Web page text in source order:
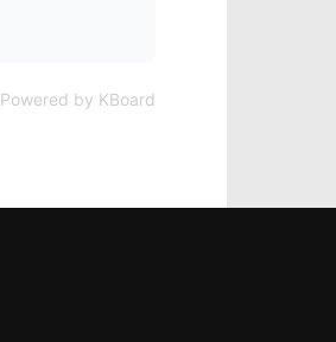
Powered by KBoard